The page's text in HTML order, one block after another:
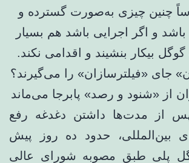
چنین چیزی به‌صورت گسترده و
باشد و اگر اجرایی باشد هم بسیار
بیکار بنشیند و اقدامی نکند.
از مدت‌ها داشتن دغدغه رفع
بین‌المللی، حدود ده روز پیش
پلی طبق مصوبه شورای عالی